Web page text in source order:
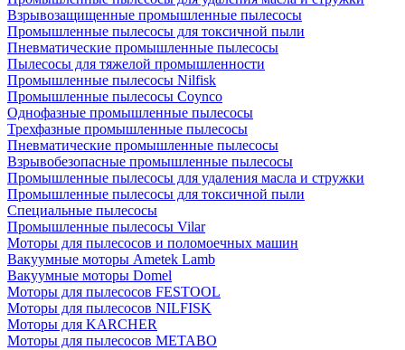
Взрывозащищенные промышленные пылесосы
Промышленные пылесосы для токсичной пыли
Пневматические промышленные пылесосы
Пылесосы для тяжелой промышленности
Промышленные пылесосы Nilfisk
Промышленные пылесосы Coynco
Однофазные промышленные пылесосы
Трехфазные промышленные пылесосы
Пневматические промышленные пылесосы
Взрывобезопасные промышленные пылесосы
Промышленные пылесосы для удаления масла и стружки
Промышленные пылесосы для токсичной пыли
Специальные пылесосы
Промышленные пылесосы Vilar
Моторы для пылесосов и поломоечных машин
Вакуумные моторы Ametek Lamb
Вакуумные моторы Domel
Моторы для пылесосов FESTOOL
Моторы для пылесосов NILFISK
Моторы для KARCHER
Моторы для пылесосов METABO